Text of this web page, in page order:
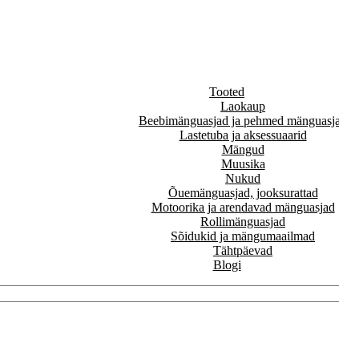
Tooted
Laokaup
Beebimänguasjad ja pehmed
Lastetuba ja aksessuaarid
Mängud
Muusika
Nukud
Õuemänguasjad, jooksurattad
Motoorika ja arendavad mänguasjad
Rollimänguasjad
Sõidukid ja mängumaailmad
Tähtpäevad
Blogi